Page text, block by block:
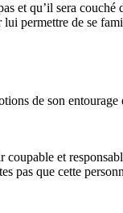
et qu’il sera
permettre de se
de son entourage
et
pas que cette